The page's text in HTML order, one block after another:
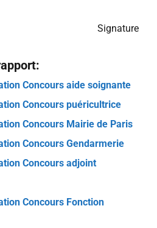
Signature
Concours aide soignante
Concours puéricultrice
Concours Mairie de Paris
Concours Gendarmerie
Concours adjoint
Concours Fonction